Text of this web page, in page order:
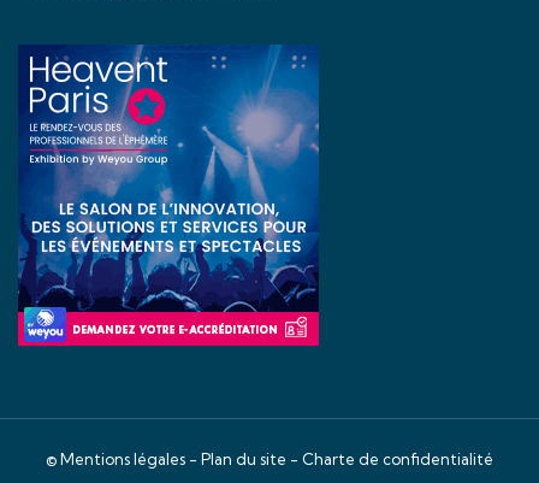
©Mentions légales - Plan du site - Charte de confidentialité